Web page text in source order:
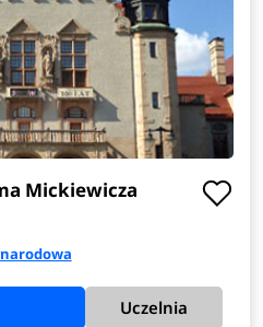
Mickiewicza
Uczelnia